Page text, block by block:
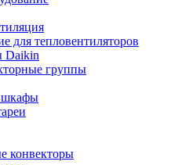
для тепловентиляторов
Daikin
группы
шкафы
конвекторы